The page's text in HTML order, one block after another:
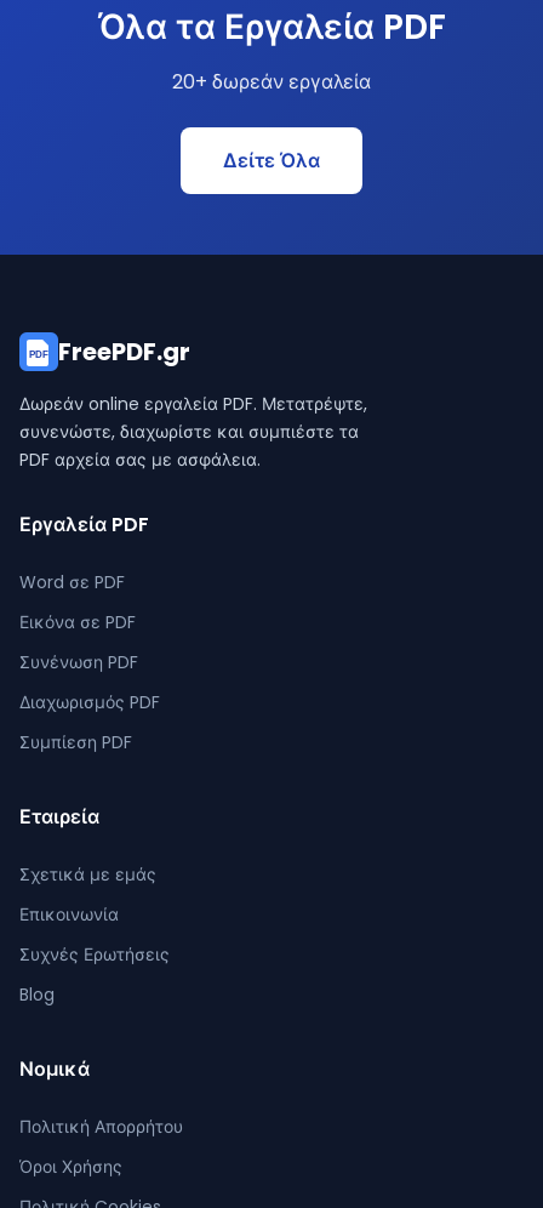
Όλα τα Εργαλεία PDF
20+ δωρεάν εργαλεία
Δείτε Όλα
PDF FreePDF.gr
Δωρεάν online εργαλεία PDF. Μετατρέψτε,
συνενώστε, διαχωρίστε και συμπιέστε τα
PDF αρχεία σας με ασφάλεια.
Εργαλεία PDF
Word σε PDF
Εικόνα σε PDF
Συνένωση PDF
Διαχωρισμός PDF
Συμπίεση PDF
Εταιρεία
Σχετικά με εμάς
Επικοινωνία
Συχνές Ερωτήσεις
Blog
Νομικά
Πολιτική Απορρήτου
Όροι Χρήσης